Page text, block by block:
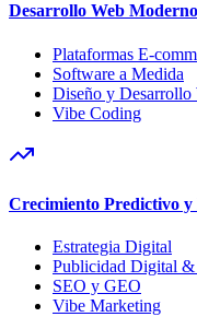
Desarrollo Web Moderno
Plataformas E-
Software a Medida
Diseño y Desarrollo
Vibe Coding
Crecimiento Predictivo
Estrategia Digital
Publicidad Digital &
SEO y GEO
Vibe Marketing